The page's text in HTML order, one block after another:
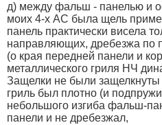
д) между фальш - панелью и
моих 4-х АС была щель
панель практически висела
направляющих, дребезжа по
(о края передней панели и
металлического гриля НЧ
Защелки не были защелкнуты
гриль был плотно (и
небольшого изгиба фальш-
панели и не дребезжал,